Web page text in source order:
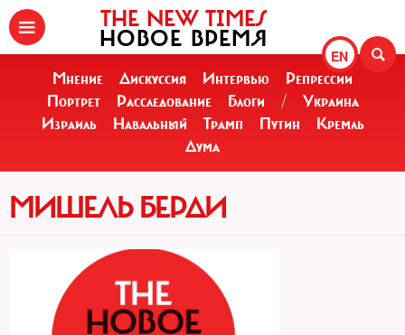
EN
THE NEW TIMES
НОВОЕ ВРЕМЯ
Мнение Дискуссия Интервью
Репрессии
Портрет
Расследование Блоги /
Украина
Израиль
Навальный Трамп Путин
Кремль
Дума
МИШЕЛЬ БЕРДИ